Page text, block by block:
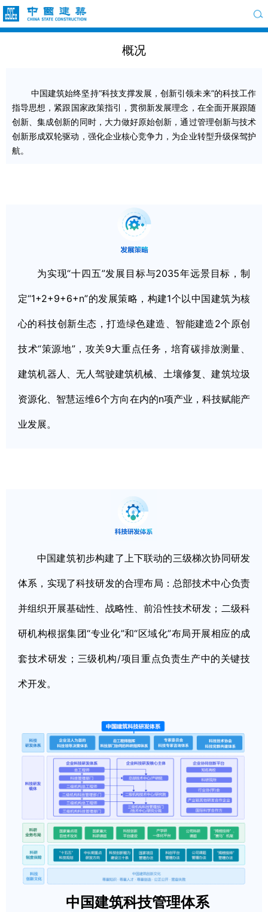
概况
中国建筑始终坚持“科技支撑发展，创新引领未来”的科技工作
指导思想，紧跟国家政策指引，贯彻新发展理念，在全面开展跟随
创新、集成创新的同时，大力做好原始创新，通过管理创新与技术
创新形成双轮驱动，强化企业核心竞争力，为企业转型升级保驾护
航。
为实现“十四五”发展目标与2035年远景目标，制
定“1+2+9+6+n”的发展策略，构建1个以中国建筑为核
心的科技创新生态，打造绿色建造、智能建造2个原创
技术“策源地”，攻关9大重点任务，培育碳排放测量、
建筑机器人、无人驾驶建筑机械、土壤修复、建筑垃圾
资源化、智慧运维6个方向在内的n项产业，科技赋能产
业发展。
中国建筑初步构建了上下联动的三级梯次协同研发
体系，实现了科技研发的合理布局：总部技术中心负责
并组织开展基础性、战略性、前沿性技术研发；二级科
研机构根据集团“专业化”和“区域化”布局开展相应的成
套技术研发；三级机构/项目重点负责生产中的关键技
术开发。
中国建筑科技管理体系